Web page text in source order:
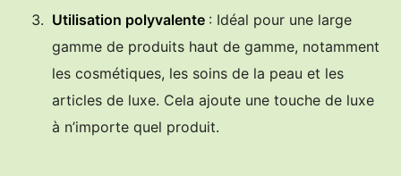
Utilisation polyvalente : Idéal pour une large
gamme de produits haut de gamme, notamment
les cosmétiques, les soins de la peau et les
articles de luxe. Cela ajoute une touche de luxe
à n’importe quel produit.